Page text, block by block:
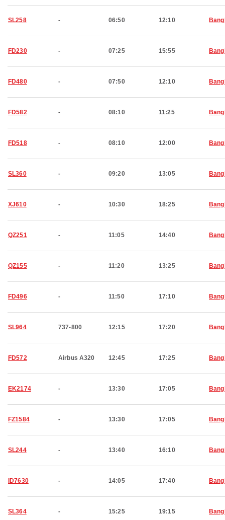
SL258 - 06:50 12:10
FD230 - 07:25 15:55
FD480 - 07:50 12:10
FD582 - 08:10 11:25
FD518 - 08:10 12:00
SL360 - 09:20 13:05
XJ610 - 10:30 18:25
QZ251 - 11:05 14:40
QZ155 - 11:20 13:25
FD496 - 11:50 17:10
SL964 737-800 12:15 17:20
FD572 Airbus A320 12:45 17:25
EK2174 - 13:30 17:05
FZ1584 - 13:30 17:05
SL244 - 13:40 16:10
ID7630 - 14:05 17:40
SL364 - 15:25 19:15